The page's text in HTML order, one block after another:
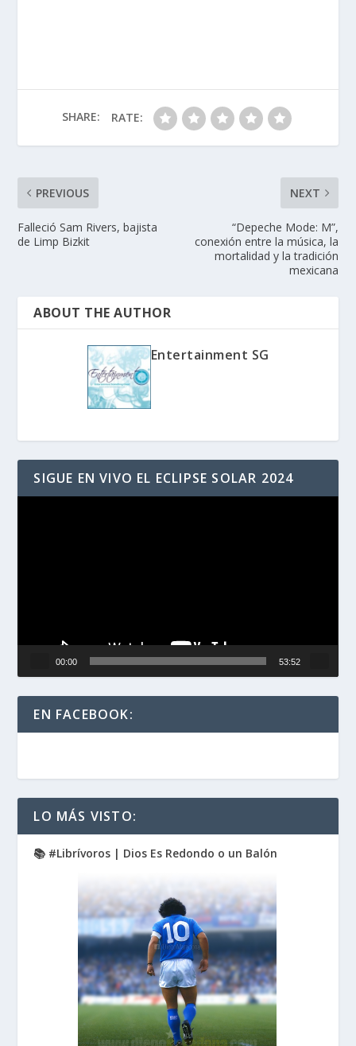
SHARE: RATE:
PREVIOUS
Falleció Sam Rivers, bajista
de Limp Bizkit
NEXT
“Depeche Mode: M”,
conexión entre la música, la
mortalidad y la tradición
mexicana
ABOUT THE AUTHOR
Entertainment SG
SIGUE EN VIVO EL ECLIPSE SOLAR 2024
00:00 53:52
EN FACEBOOK:
LO MÁS VISTO:
📚 #Librívoros | Dios Es Redondo o un Balón